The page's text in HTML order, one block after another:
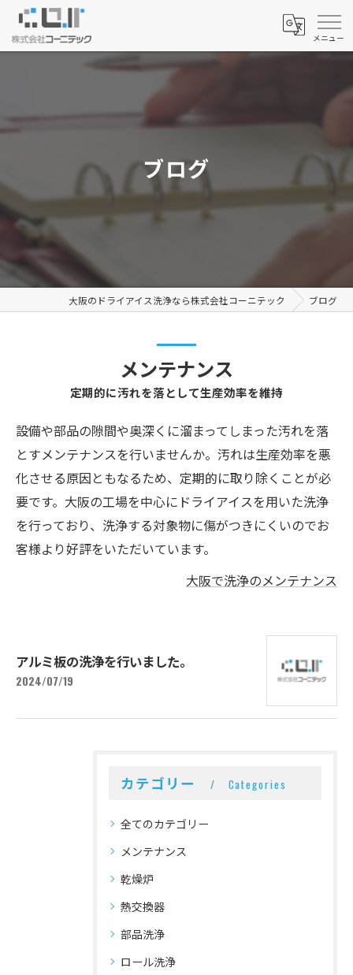
ブログ
大阪のドライアイス洗浄なら株式会社コーニテック ブログ
メンテナンス
定期的に汚れを落として生産効率を維持
設備や部品の隙間や奥深くに溜まってしまった汚れを落
とすメンテナンスを行いませんか。汚れは生産効率を悪
化させる原因ともなるため、定期的に取り除くことが必
要です。大阪の工場を中心にドライアイスを用いた洗浄
を行っており、洗浄する対象物に傷がつきにくいのでお
客様より好評をいただいています。
大阪で洗浄のメンテナンス
アルミ板の洗浄を行いました。
2024/07/19
カテゴリー Categories
全てのカテゴリー
メンテナンス
乾燥炉
熱交換器
部品洗浄
ロール洗浄